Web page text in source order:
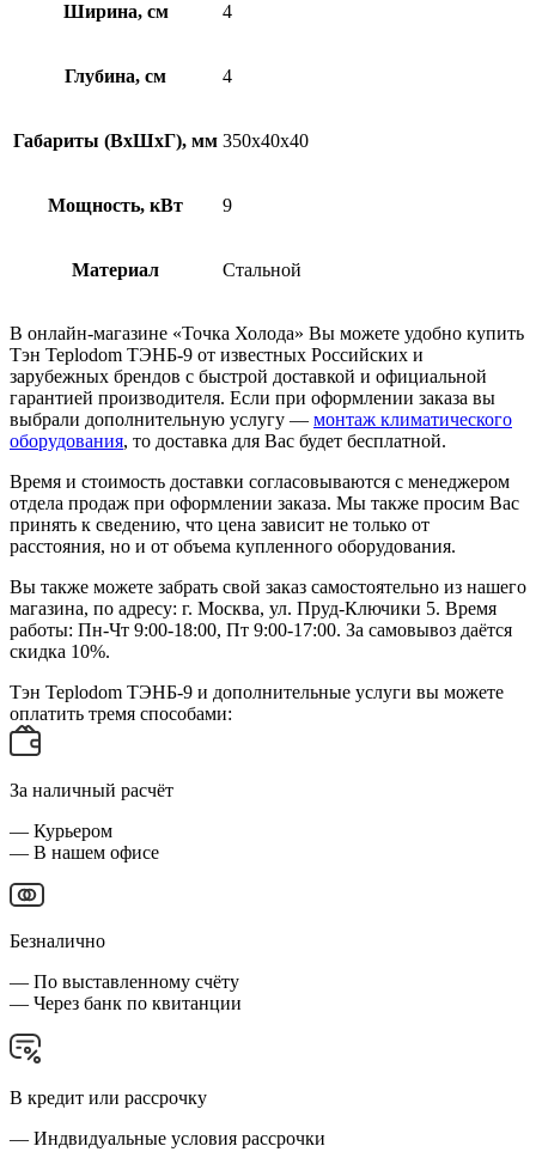
Ширина, см 4
Глубина, см 4
Габариты (ВхШхГ), мм 350х40х40
Мощность, кВт 9
Материал Стальной
В онлайн-магазине «Точка Холода» Вы можете удобно купить
Тэн Teplodom ТЭНБ-9 от известных Российских и
зарубежных брендов с быстрой доставкой и официальной
гарантией производителя. Если при оформлении заказа вы
выбрали дополнительную услугу — монтаж климатического
оборудования, то доставка для Вас будет бесплатной.
Время и стоимость доставки согласовываются с менеджером
отдела продаж при оформлении заказа. Мы также просим Вас
принять к сведению, что цена зависит не только от
расстояния, но и от объема купленного оборудования.
Вы также можете забрать свой заказ самостоятельно из нашего
магазина, по адресу: г. Москва, ул. Пруд-Ключики 5. Время
работы: Пн-Чт 9:00-18:00, Пт 9:00-17:00. За самовывоз даётся
скидка 10%.
Тэн Teplodom ТЭНБ-9 и дополнительные услуги вы можете
оплатить тремя способами:
За наличный расчёт
— Курьером
— В нашем офисе
Безналично
— По выставленному счёту
— Через банк по квитанции
В кредит или рассрочку
— Индвидуальные условия рассрочки